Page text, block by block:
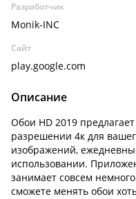
Разработчик
Monik-INC
Сайт
play.google.com
Описание
Обои HD 2019
разрешении 4к для
изображений,
использовании.
занимает совсем
сможете менять обои